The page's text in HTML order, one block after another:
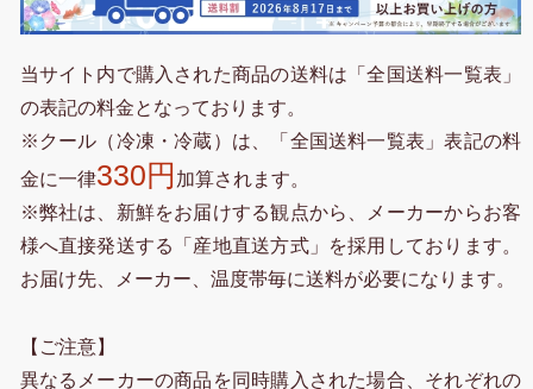
当サイト内で購入された商品の送料は「全国送料一覧表」
の表記の料金となっております。
※クール（冷凍・冷蔵）は、「全国送料一覧表」表記の料
金に一律330円 加算されます。
※弊社は、新鮮をお届けする観点から、メーカーからお客
様へ直接発送する「産地直送方式」を採用しております。
お届け先、メーカー、温度帯毎に送料が必要になります。
【ご注意】
異なるメーカーの商品を同時購入された場合、それぞれの